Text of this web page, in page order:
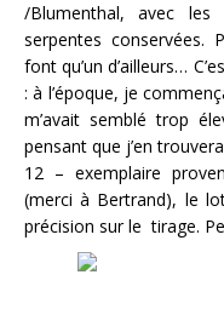
/Blumenthal, avec
serpentes conservées.
font qu’un d’ailleurs…
: à l’époque, je
m’avait semblé trop
pensant que j’en
12 – exemplaire
(merci à Bertrand), le
précision sur le tirage.